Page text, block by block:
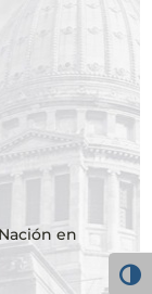
en